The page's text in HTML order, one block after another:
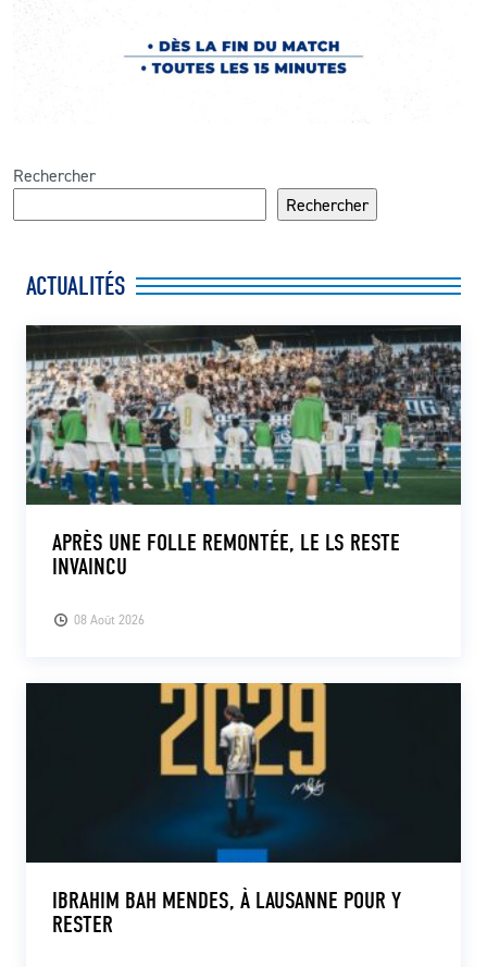
Rechercher
Rechercher
ACTUALITÉS
08 Août 2026
APRÈS UNE FOLLE REMONTÉE, LE LS RESTE
INVAINCU
IBRAHIM BAH MENDES, À LAUSANNE POUR Y
RESTER